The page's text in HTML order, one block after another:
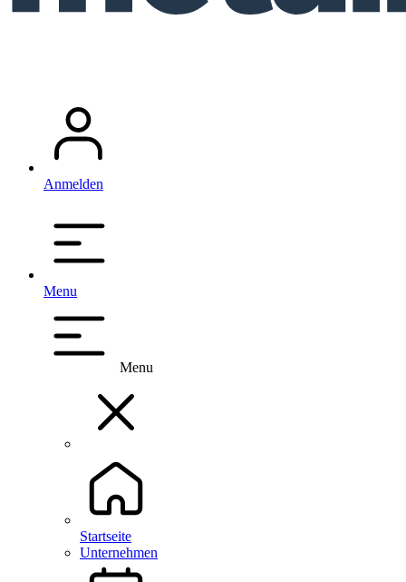
Anmelden
Menu
Menu
Startseite
Unternehmen